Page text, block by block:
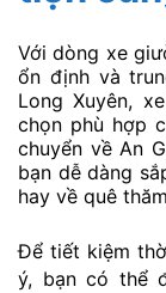
Với dòng xe
ổn định và
Long Xuyên,
chọn phù hợp
chuyển về An
bạn dễ dàng
hay về quê
Để tiết kiệm
ý, bạn có thể